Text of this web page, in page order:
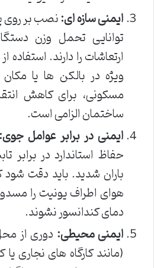
ایمنی سازه ای:نصب بر روی
توانایی تحمل وزن
ارتعاشات را دارند. استفاده
ویژه در بالکن ها یا
مسکونی، برای کاهش
ساختمان الزامی است.
ایمنی در برابر عوامل جوی:
حفاظ استاندارد در
باران شدید. باید دقت
هوای اطراف یونیت را
دمای کندانسور نشوند.
ایمنی محیطی: دوری از
(مانند کارگاه های نجاری یا